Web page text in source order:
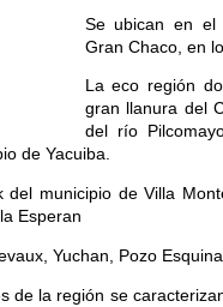
Se ubican en el
Gran Chaco, en
La eco región
gran llanura del
del río
de Yacuiba.
del municipio de Villa
Esperan
Yuchan, Pozo
de la región se